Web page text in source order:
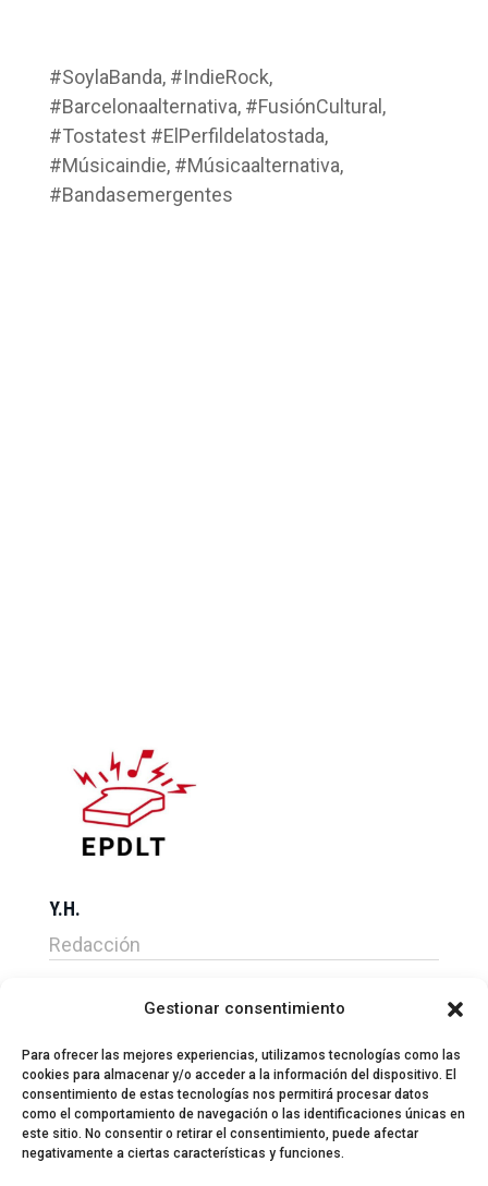
Gestionar consentimiento
Para ofrecer las mejores experiencias, utilizamos tecnologías como las
cookies para almacenar y/o acceder a la información del dispositivo. El
consentimiento de estas tecnologías nos permitirá procesar datos
como el comportamiento de navegación o las identificaciones únicas en
este sitio. No consentir o retirar el consentimiento, puede afectar
negativamente a ciertas características y funciones.
#SoylaBanda, #IndieRock,
#Barcelonaalternativa, #FusiónCultural,
#Tostatest #ElPerfildelatostada,
#Músicaindie, #Músicaalternativa,
#Bandasemergentes
Y.H.
Redacción